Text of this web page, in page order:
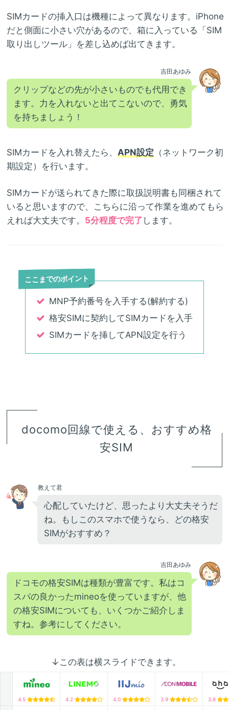
SIMカードの挿入口は機種によって異なります。iPhone
だと側面に小さい穴があるので、箱に入っている「SIM
取り出しツール」を差し込めば出てきます。
吉田あゆみ
クリップなどの先が小さいものでも代用でき
ます。力を入れないと出てこないので、勇気
を持ちましょう！
SIMカードを入れ替えたら、 APN設定 （ネットワーク初
期設定）を行います。
SIMカードが送られてきた際に取扱説明書も同梱されて
いると思いますので、こちらに沿って作業を進めてもら
えれば大丈夫です。 5分程度で完了 します。
ここまでのポイント
MNP予約番号を入手する(解約する)
格安SIMに契約してSIMカードを入手
SIMカードを挿してAPN設定を行う
docomo回線で使える、おすすめ格
安SIM
教えて君
心配していたけど、思ったより大丈夫そうだ
ね。もしこのスマホで使うなら、どの格安
SIMがおすすめ？
吉田あゆみ
ドコモの格安SIMは種類が豊富です。私はコ
スパの良かったmineoを使っていますが、他
の格安SIMについても、いくつかご紹介しま
すね。参考にしてください。
↓この表は横スライドできます。
4.5 4.2 4.0 3.9 3.8